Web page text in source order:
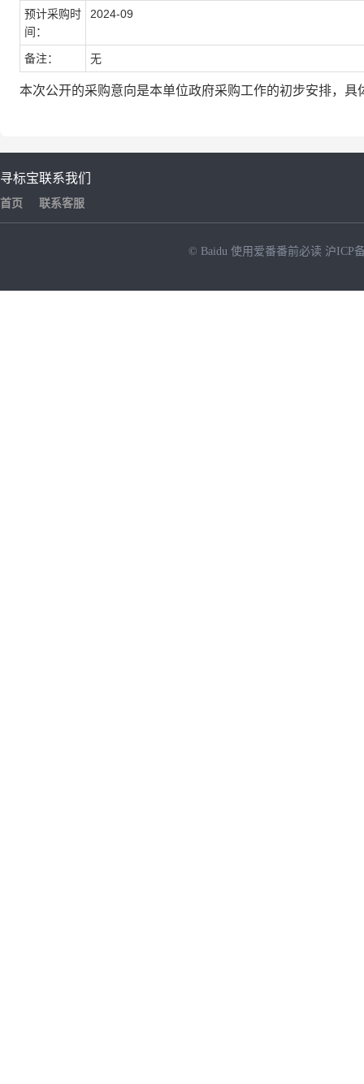
预计采购时
间：
2024-09
备注： 无
本次公开的采购意向是本单位政府采购工作的初步安排，
寻标宝
首页
联系我们
联系客服
© Baidu 使用爱番番前必读 沪ICP